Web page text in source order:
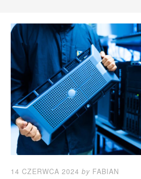
14 CZERWCA 2024 by FABIAN